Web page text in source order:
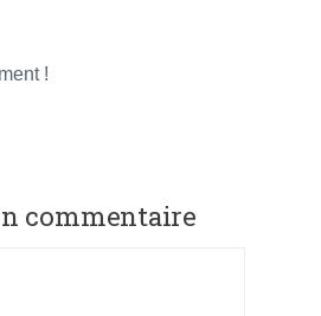
!
commentaire